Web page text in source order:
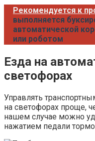
Рекомендуется к
выполняется
автоматической
или роботом
Езда на
светофорах
Управлять
на светофорах проще,
нашем случае можно
нажатием педали